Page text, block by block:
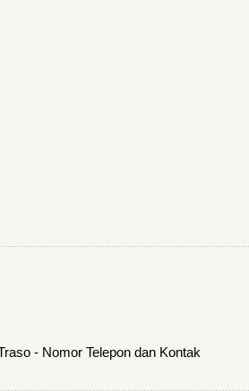
- Nomor Telepon dan Kontak